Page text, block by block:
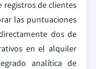
de clientes
las puntuaciones
dos de
en el alquiler
analítica de